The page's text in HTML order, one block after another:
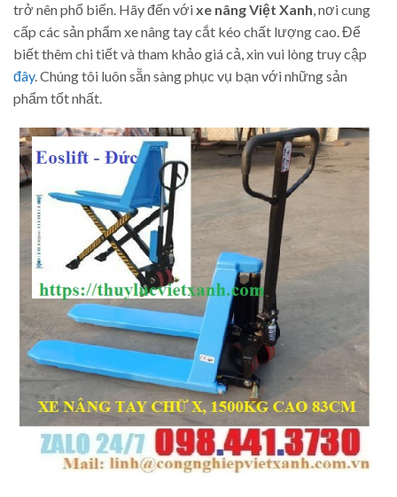
trở nên phổ biến. Hãy đến vớixe nâng Việt Xanh, nơi cung
cấp các sản phẩm xe nâng tay cắt kéo chất lượng cao. Để
biết thêm chi tiết và tham khảo giá cả, xin vui lòng truy cập
đây. Chúng tôi luôn sẵn sàng phục vụ bạn với những sản
phẩm tốt nhất.